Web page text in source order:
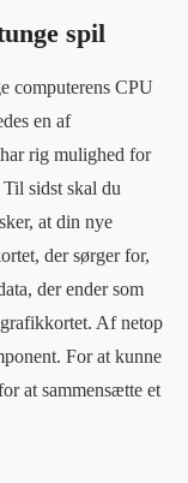
spil
computerens CPU
en af
rig mulighed for
sidst skal du
at din nye
der sørger for,
der ender som
Af netop
For at kunne
at sammensætte et